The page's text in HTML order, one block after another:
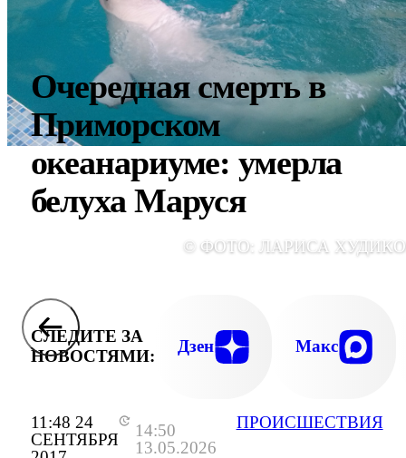
11:48 24
СЕНТЯБРЯ
14:50
13.05.2026
ПРОИСШЕСТВИЯ
Очередная смерть в
Приморском
океанариуме: умерла
белуха Маруся
© ФОТО: ЛАРИСА
СЛЕДИТЕ ЗА
НОВОСТЯМИ:
Дзен Макс